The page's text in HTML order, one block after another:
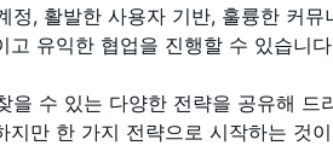
, 활발한 사용자 기반, 훌륭한 커뮤
유익한 협업을 진행할 수 있습니
수 있는 다양한 전략을 공유해 드
만 한 가지 전략으로 시작하는 것